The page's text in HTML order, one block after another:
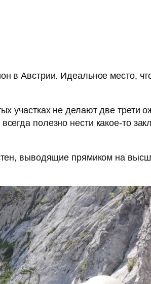
в Австрии. Идеальное место,
участках не делают две трети
полезно нести какое-то
выводящие прямиком на